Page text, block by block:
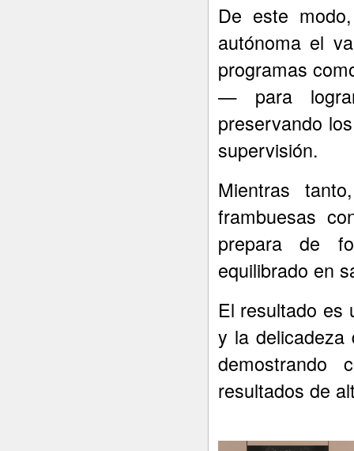
De este
autónoma el
programas
— para
preservando
supervisión.
Mientras
frambuesas
prepara de
equilibrado en
El resultado es
y la delicadeza
demostrando
resultados de